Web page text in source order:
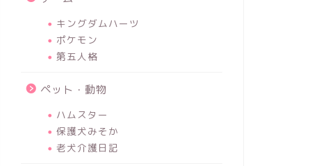
キングダムハーツ
ポケモン
第五人格
ペット・動物
ハムスター
保護犬みそか
老犬介護日記